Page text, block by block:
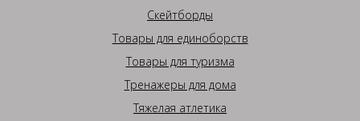
Скейтборды
Товары для единоборств
Товары для туризма
Тренажеры для дома
Тяжелая атлетика